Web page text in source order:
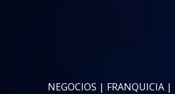
NEGOCIOS | FRANQUICIA